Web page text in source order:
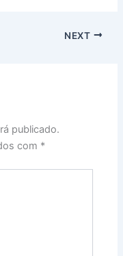
NEXT
publicado.
com *